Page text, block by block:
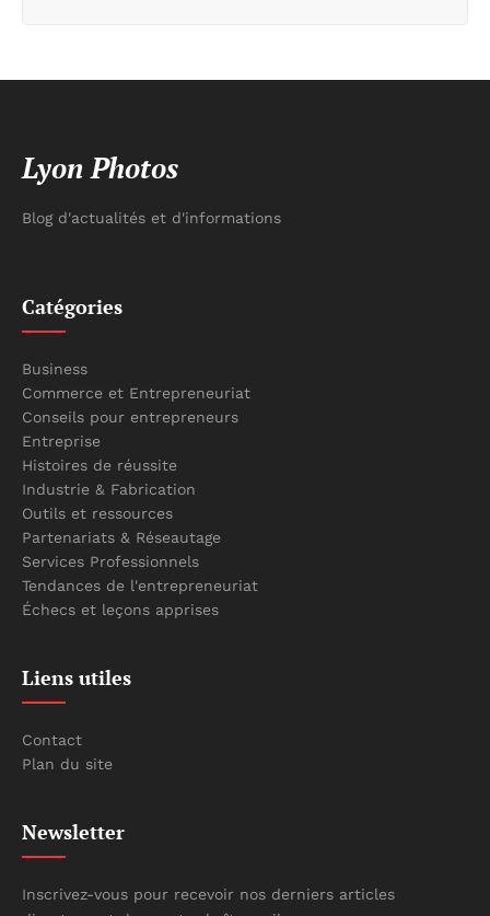
Lyon Photos
Blog d'actualités et d'informations
Catégories
Business
Commerce et Entrepreneuriat
Conseils pour entrepreneurs
Entreprise
Histoires de réussite
Industrie & Fabrication
Outils et ressources
Partenariats & Réseautage
Services Professionnels
Tendances de l'entrepreneuriat
Échecs et leçons apprises
Liens utiles
Contact
Plan du site
Newsletter
Inscrivez-vous pour recevoir nos derniers articles